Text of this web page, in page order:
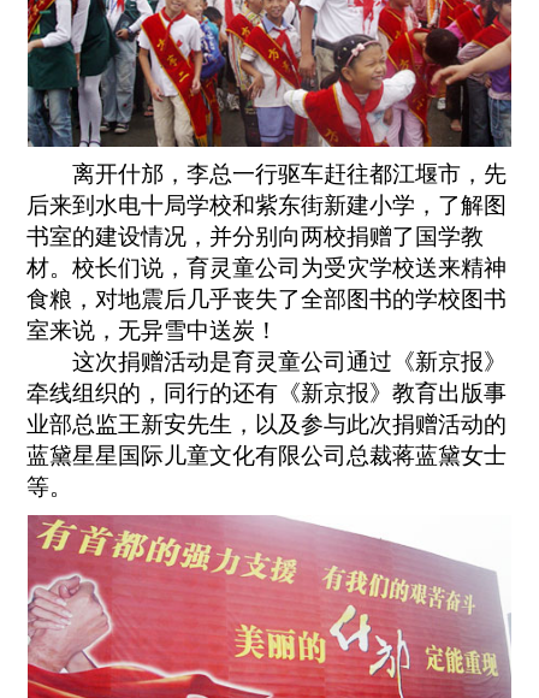
离开什邡，李总一行驱车赶往都江堰市，先
后来到水电十局学校和紫东街新建小学，了解图
书室的建设情况，并分别向两校捐赠了国学教
材。校长们说，育灵童公司为受灾学校送来精神
食粮，对地震后几乎丧失了全部图书的学校图书
室来说，无异雪中送炭！
这次捐赠活动是育灵童公司通过《新京报》
牵线组织的，同行的还有《新京报》教育出版事
业部总监王新安先生，以及参与此次捐赠活动的
蓝黛星星国际儿童文化有限公司总裁蒋蓝黛女士
等。